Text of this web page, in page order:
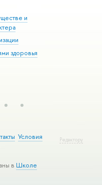
и
здоровья
Редактору
Условия
в Школе